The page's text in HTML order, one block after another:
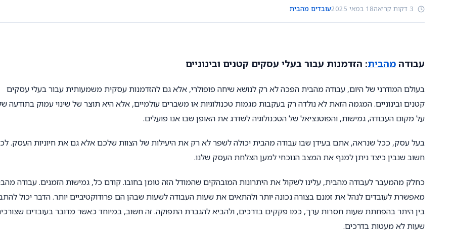
18 במאי 2025 עובדים מהבית
עבודה מהבית: הזדמנות עבור בעלי עסקים קטנים ובינוניים
בעולם המודרני של היום, עבודה מהבית הפכה לא רק לנושא שיחה פופולרי, אלא גם להזדמנות עסקית משמעותית עבור בעלי עסקים
קטנים ובינוניים. המגמה הזאת לא נולדה רק בעקבות מגמות טכנולוגיות או משברים עולמיים, אלא היא תוצר של שינוי עמוק בתודעה
על מקום העבודה, גמישות, והפוטנציאל של הטכנולוגיה לשדרג את האופן שבו אנו פועלים.
בעל עסק, ככל שנראה, אתם בעידן שבו עבודה מהבית יכולה לשפר לא רק את היעילות של הצוות שלכם אלא גם את חיוניות העסק.
חשוב שנבין כיצד ניתן למנף את המצב הנוכחי למען הצלחת העסק שלנו.
כחלק מהמעבר לעבודה מהבית, עלינו לשקול את היתרונות המובהקים שהמודל הזה טומן בחובו. קודם כל, גמישות הזמנים. עבודה
מאפשרת לעובדים לנהל את זמנם בצורה נכונה יותר ולהתאים את שעות העבודה לשעות שבהן הם פרודוקטיביים יותר. הדבר יכול
בין היתר בהפחתת שעות חסרות ערך, כמו פקקים בדרכים, ולהביא להגברת התפוקה. זה חשוב, במיוחד כאשר מדובר בעובדים
שעות לא מעטות בדרכים.